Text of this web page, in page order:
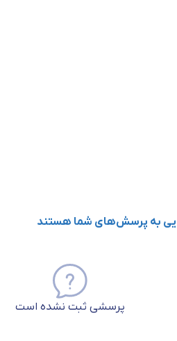
به پرسش‌های شما هستند
پرسشی ثبت نشده است